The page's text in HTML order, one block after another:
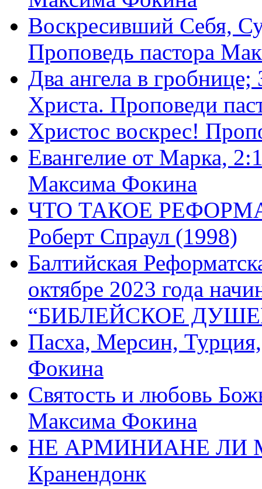
Воскресивший Себя,
Проповедь пастора
Два ангела в
Христа. Проповеди
Христос воскрес!
Евангелие от Марка,
Максима Фокина
ЧТО ТАКОЕ
Роберт Спраул (1998)
Балтийская
октябре 2023 года
“БИБЛЕЙСКОЕ
Пасха, Мерсин,
Фокина
Святость и любовь
Максима Фокина
НЕ АРМИНИАНЕ ЛИ
Кранендонк